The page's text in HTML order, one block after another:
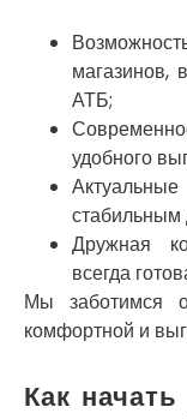
магазинов,
АТБ;
удобного
стабильным
Дружная
всегда
Мы заботимся
комфортной и
Как
Тальное
Тарасовка
Тернополь
Терновка
Трусковец
Тульчин
Украинка
Умань
Ужгород
Васильков
Великие Лазы